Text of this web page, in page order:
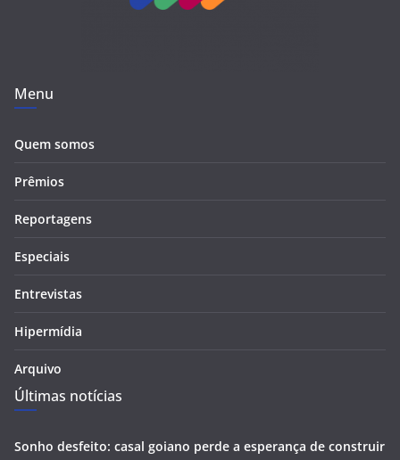
Menu
Quem somos
Prêmios
Reportagens
Especiais
Entrevistas
Hipermídia
Arquivo
Últimas notícias
Sonho desfeito: casal goiano perde a esperança de construir